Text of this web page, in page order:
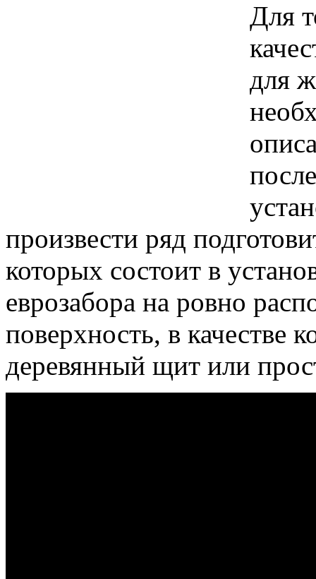
Для
для
произвести ряд
которых состоит в
еврозабора на ровно
поверхность, в качестве
деревянный щит или